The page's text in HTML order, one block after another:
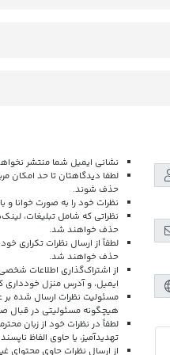
نشانی ایمیل شما منتشر
لطفا دیدگاهتان تا حد امکان
حذف شوند.
نظرات خود را به صورت خوانا و
نظراتی که شامل تبلیغات،
حذف خواهند شد.
لطفاً از ارسال نظرات تکراری
حذف خواهند شد.
از اشتراک‌گذاری اطلاعات
ایمیل، و آدرس منزل خودداری
مسئولیت نظرات ارسال شده
هیچگونه مسئولیتی در قبال
لطفاً در نظرات خود از زبان
تهدیدآمیز، یا حاوی الفاظ
از ارسال نظرات حاوی محتوای